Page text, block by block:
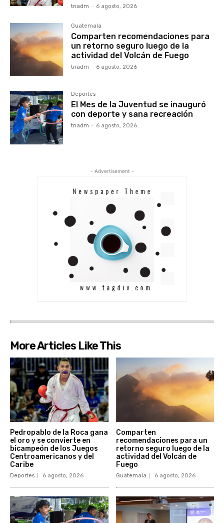
tnadm - 6 agosto, 2026
Guatemala
Comparten recomendaciones para
un retorno seguro luego de la
actividad del Volcán de Fuego
tnadm - 6 agosto, 2026
Deportes
El Mes de la Juventud se inauguró
con deporte y sana recreación
tnadm - 6 agosto, 2026
- Advertisement -
More Articles Like This
Pedropablo de la Roca gana
el oro y se convierte en
bicampeón de los Juegos
Centroamericanos y del
Caribe
Deportes 6 agosto, 2026
Comparten
recomendaciones para un
retorno seguro luego de la
actividad del Volcán de
Fuego
Guatemala 6 agosto, 2026